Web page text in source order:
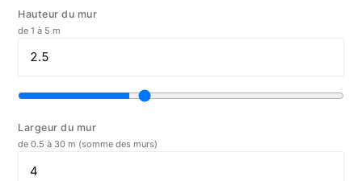
Hauteur du mur
de 1 à 5 m
Largeur du mur
de 0.5 à 30 m (somme des murs)